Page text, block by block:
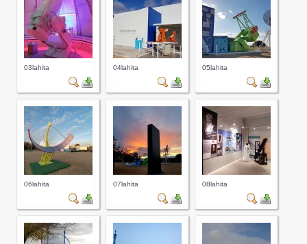
03lahita 04lahita 05lahita
06lahita 07lahita 08lahita